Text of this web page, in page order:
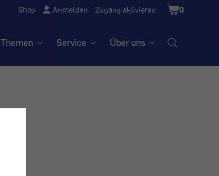
Shop Anmelden Zugang aktivieren
Shopping
Cart
0
Themen Service Über uns